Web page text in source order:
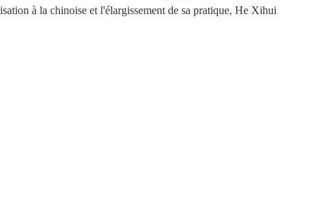
à la chinoise et l'élargissement de sa pratique, He Xihui